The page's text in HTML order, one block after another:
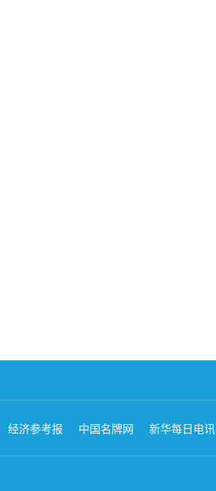
经济参考报 中国名牌网 新华每日电讯